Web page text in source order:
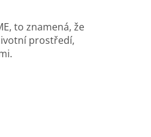
to znamená, že
prostředí,